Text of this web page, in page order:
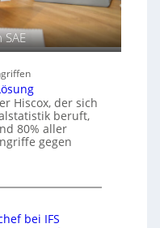
Hiscox, der sich
beruft,
80% aller
gegen
bei IFS